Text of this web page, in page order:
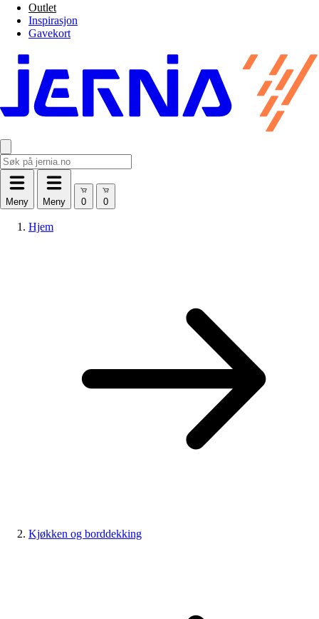
Outlet
Inspirasjon
Gavekort
Meny Meny
Hjem
Kjøkken og borddekking